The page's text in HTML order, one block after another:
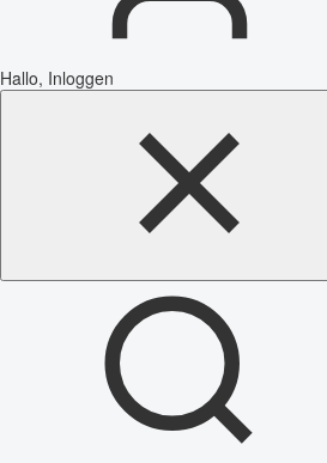
Hallo, Inloggen